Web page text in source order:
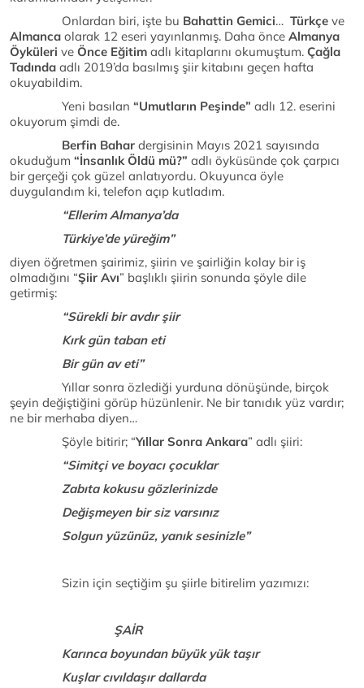
Onlardan biri, işte bu Bahattin Gemici… Türkçe ve
Almanca olarak 12 eseri yayınlanmış. Daha önce Almanya
Öyküleri ve Önce Eğitim adlı kitaplarını okumuştum. Çağla
Tadında adlı 2019’da basılmış şiir kitabını geçen hafta
okuyabildim.
Yeni basılan “Umutların Peşinde” adlı 12. eserini
okuyorum şimdi de.
Berfin Bahar dergisinin Mayıs 2021 sayısında
okuduğum “İnsanlık Öldü mü?” adlı öyküsünde çok çarpıcı
bir gerçeği çok güzel anlatıyordu. Okuyunca öyle
duygulandım ki, telefon açıp kutladım.
“Ellerim Almanya’da
Türkiye’de yüreğim”
diyen öğretmen şairimiz, şiirin ve şairliğin kolay bir iş
olmadığını “Şiir Avı” başlıklı şiirin sonunda şöyle dile
getirmiş:
“Sürekli bir avdır şiir
Kırk gün taban eti
Bir gün av eti”
Yıllar sonra özlediği yurduna dönüşünde, birçok
şeyin değiştiğini görüp hüzünlenir. Ne bir tanıdık yüz vardır;
ne bir merhaba diyen…
Şöyle bitirir; “Yıllar Sonra Ankara” adlı şiiri:
“Simitçi ve boyacı çocuklar
Zabıta kokusu gözlerinizde
Değişmeyen bir siz varsınız
Solgun yüzünüz, yanık sesinizle”
Sizin için seçtiğim şu şiirle bitirelim yazımızı:
ŞAİR
Karınca boyundan büyük yük taşır
Kuşlar cıvıldaşır dallarda